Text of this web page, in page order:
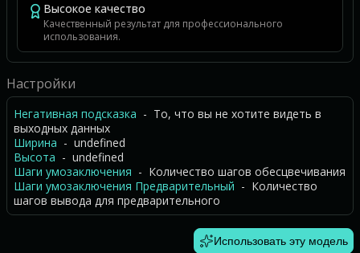
Высокое качество
Качественный результат для профессионального
использования.
Настройки
Негативная подсказка - То, что вы не хотите видеть в
выходных данных
Ширина - undefined
Высота - undefined
Шаги умозаключения - Количество шагов обесцвечивания
Шаги умозаключения Предварительный - Количество
шагов вывода для предварительного
Использовать эту модель